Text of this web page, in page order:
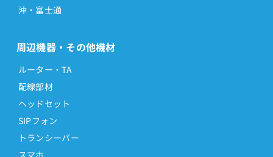
沖・富士通
周辺機器・その他機材
ルーター・TA
配線部材
ヘッドセット
SIPフォン
トランシーバー
スマホ